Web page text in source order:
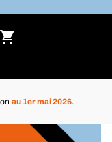
au 1er mai 2026.